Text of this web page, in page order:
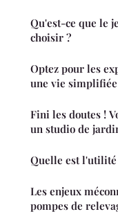
Qu'est-ce que le
choisir ?
Optez pour les
une vie simplifiée
Fini les doutes !
un studio de
Quelle est l'utilité
Les enjeux
pompes de